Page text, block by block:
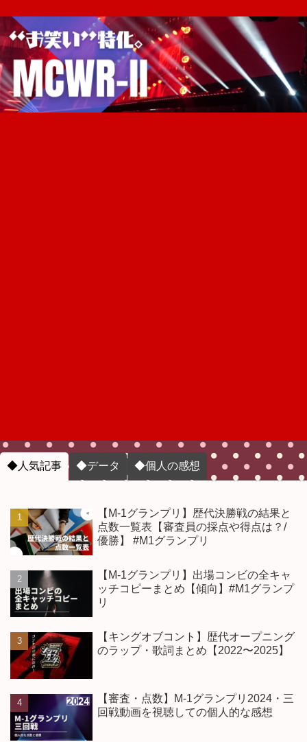
◆人気記事 ◆データ ◆個人の感想
【M-1グランプリ】歴代決勝戦の結果と
点数一覧表【審査員の採点や得点は？/
優勝】 #M1グランプリ
【M-1グランプリ】出場コンビの全キャ
ッチコピーまとめ【傾向】#M1グランプ
リ
【キングオブコント】歴代オープニング
のラップ・歌詞まとめ【2022〜2025】
【審査・点数】M-1グランプリ2024・三
回戦動画を視聴しての個人的な感想